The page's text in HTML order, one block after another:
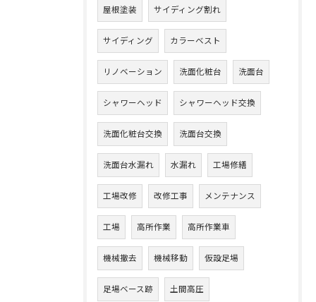
屋根塗装 サイディング割れ
サイディング カラーベスト
リノベーション 洗面化粧台 洗面台
シャワーヘッド シャワーヘッド交換
洗面化粧台交換 洗面台交換
洗面台水漏れ 水漏れ 工場修繕
工場改修 改修工事 メンテナンス
工場 高所作業 高所作業車
機械撤去 機械移動 仮設足場
足場ベース跡 土間高圧